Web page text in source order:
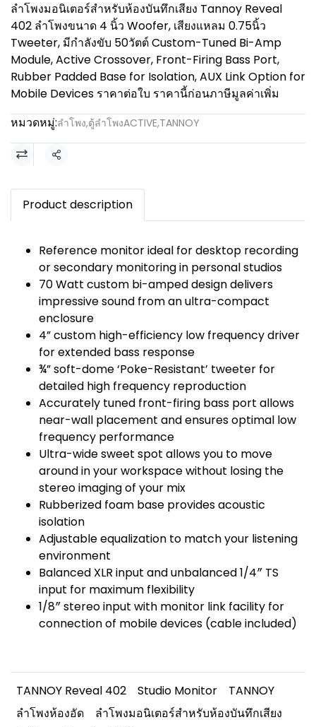
ลำโพงมอนิเตอร์สำหรับห้องบันทึกเสียง Tannoy Reveal
402 ลำโพงขนาด 4 นิ้ว Woofer, เสียงแหลม 0.75นิ้ว
Tweeter, มีกำลังขับ 50วัตต์ Custom-Tuned Bi-Amp
Module, Active Crossover, Front-Firing Bass Port,
Rubber Padded Base for Isolation, AUX Link Option for
Mobile Devices ราคาต่อใบ ราคานี้ก่อนภาษีมูลค่าเพิ่ม
หมวดหมู่:ลำโพง,ตู้ลำโพงACTIVE,TANNOY
แชร์
Product description
Reference monitor ideal for desktop recording
or secondary monitoring in personal studios
70 Watt custom bi-amped design delivers
impressive sound from an ultra-compact
enclosure
4” custom high-efficiency low frequency driver
for extended bass response
¾” soft-dome ‘Poke-Resistant’ tweeter for
detailed high frequency reproduction
Accurately tuned front-firing bass port allows
near-wall placement and ensures optimal low
frequency performance
Ultra-wide sweet spot allows you to move
around in your workspace without losing the
stereo imaging of your mix
Rubberized foam base provides acoustic
isolation
Adjustable equalization to match your listening
environment
Balanced XLR input and unbalanced 1/4″ TS
input for maximum flexibility
1/8″ stereo input with monitor link facility for
connection of mobile devices (cable included)
TANNOY Reveal 402 Studio Monitor
TANNOY
ลำโพงห้องอัด
ลำโพงมอนิเตอร์สำหรับห้องบันทึกเสียง